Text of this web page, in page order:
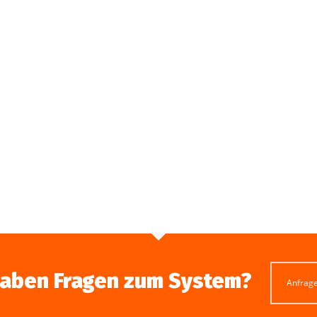
Fragen zum System?